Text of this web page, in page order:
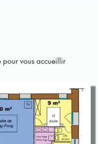
pour vous accueillir